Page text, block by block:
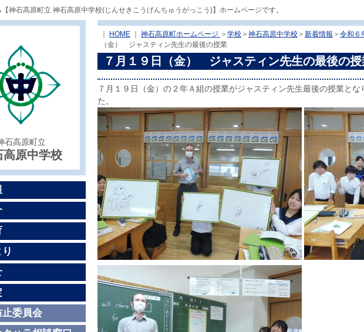
神石高原町立 神石高原中学校(じんせきこうげんちゅうがっこう)】ホームページです。
石高原町立
高原中学校
委員会
HOME 神石高原町ホームページ ＞ 学校 ＞ 神石高原中学校 ＞ 新着情報 ＞ 令和
（金） ジャスティン先生の最後の授業
７月１９日（金） ジャスティン先生の最後の授
７月１９日（金）の２年Ａ組の授業がジャスティン先生最後の授業と
た。